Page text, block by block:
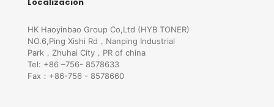
HK Haoyinbao Group Co,Ltd (HYB TONER)
NO.6,Ping Xishi Rd，Nanping Industrial
Park，Zhuhai City，PR of china
Tel: +86 –756- 8578633
Fax：+86-756 - 8578660